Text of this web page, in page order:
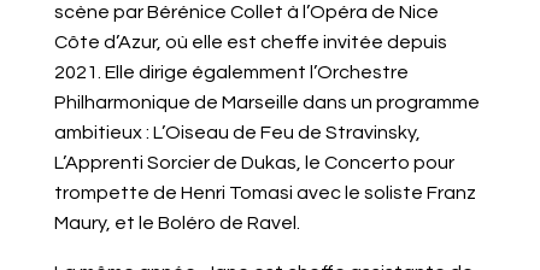
scène par Bérénice Collet à l’Opéra de Nice
Côte d’Azur, où elle est cheffe invitée depuis
2021. Elle dirige égalemment l’Orchestre
Philharmonique de Marseille dans un programme
ambitieux : L’Oiseau de Feu de Stravinsky,
L’Apprenti Sorcier de Dukas, le Concerto pour
trompette de Henri Tomasi avec le soliste Franz
Maury, et le Boléro de Ravel. ‍